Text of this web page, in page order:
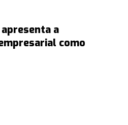
a
como